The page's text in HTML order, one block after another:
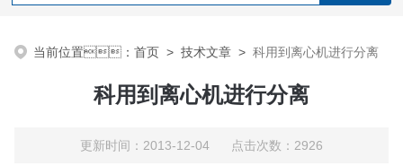
当前位置：首页 >技术文章 >科用到离心机进行分离
科用到离心机进行分离
更新时间：2013-12-04 点击次数：2926